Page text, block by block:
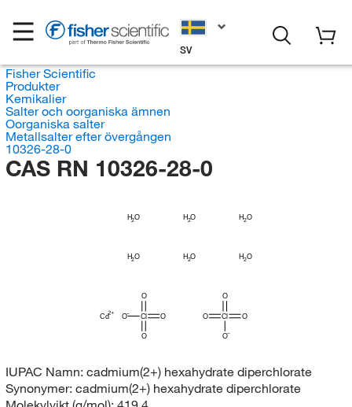
SV
Fisher Scientific
Produkter
Kemikalier
Salter och oorganiska ämnen
Oorganiska salter
Metallsalter efter övergången
10326-28-0
CAS RN 10326-28-0
H2O H2O H2O
H2O H2O H2O
O Cl O
O
O O
Cl
O
O
O
Cd
IUPAC Namn: cadmium(2+) hexahydrate diperchlorate
Synonymer: cadmium(2+) hexahydrate diperchlorate